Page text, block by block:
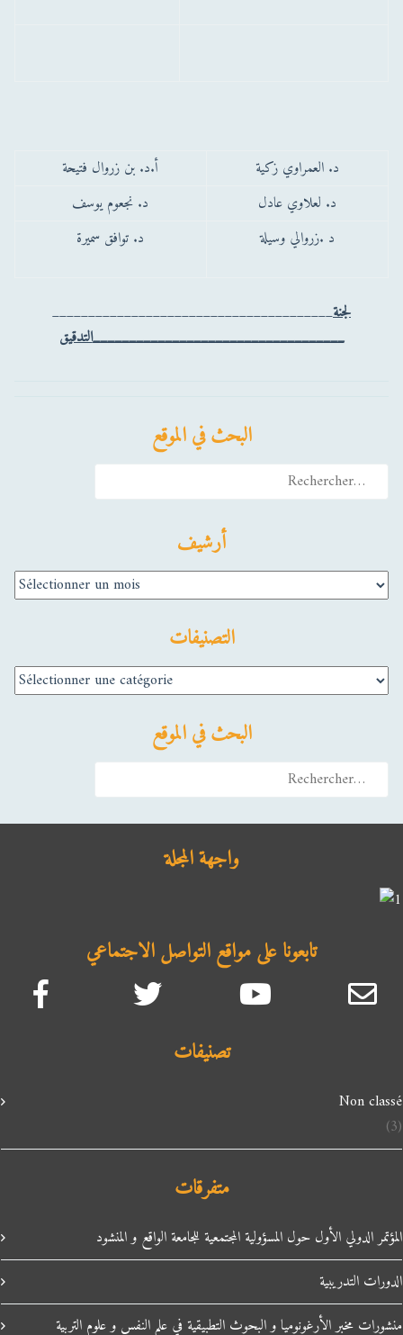
أ.د. بن زروال فتيحة
د. العمراوي زكية
د. نجعوم يوسف
د. لعلاوي عادل
د. توافق سميرة
د .زروالي وسيلة
_______________________________________لجنة
التدقيق___________________________________
البحث في الموقع
أرشيف
أرشيف
التصنيفات
التصنيفات
البحث في الموقع
واجهة المجلة
تابعونا على مواقع التواصل الاجتماعي
تصنيفات
Non classé
(3)
متفرقات
المؤتمر الدولي الأول حول المسؤولية المجتمعية للجامعة الواقع و المنشود
الدورات التدريبية
منشورات مخبر الأرغونوميا و البحوث التطبيقية في علم النفس و علوم التربية